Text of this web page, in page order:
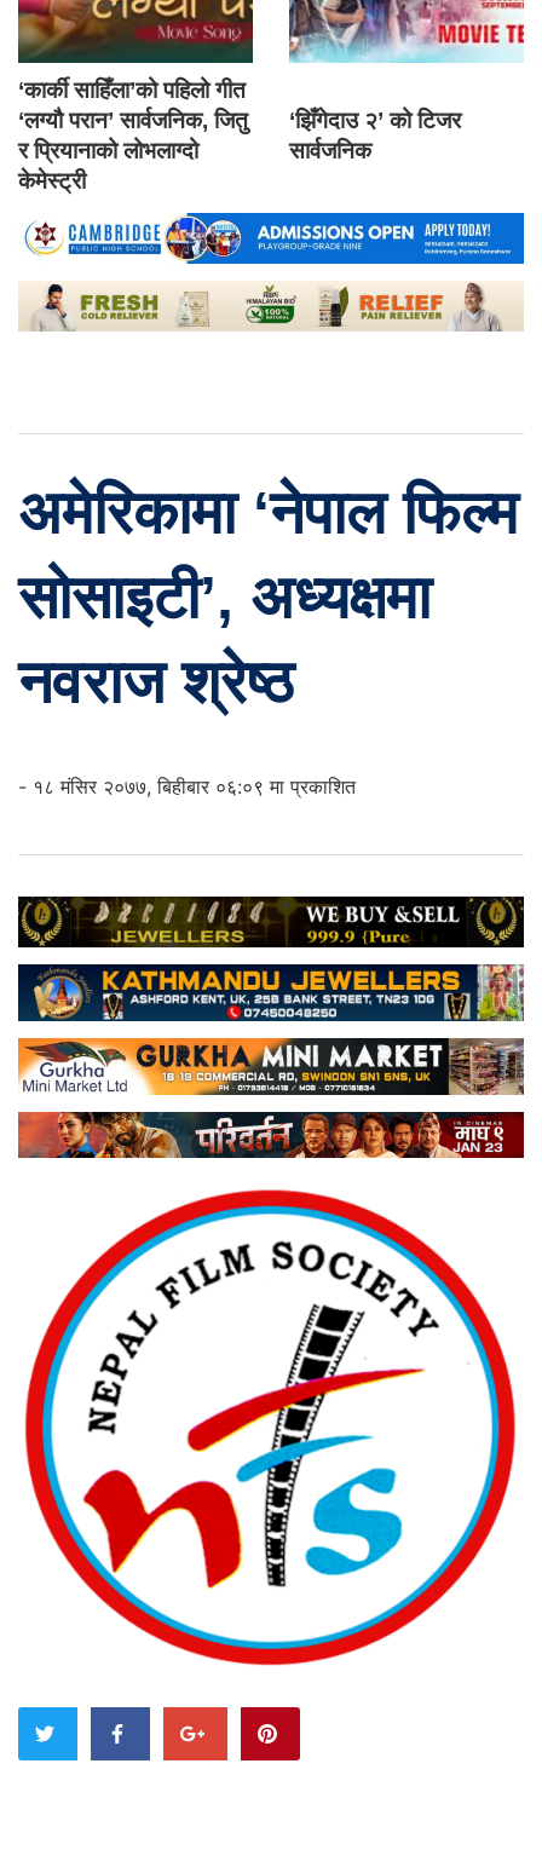
‘कार्की साहिँला’को पहिलो गीत
‘लग्यौ परान’ सार्वजनिक, जितु
र प्रियानाको लोभलाग्दो
केमेस्ट्री
‘झिँगेदाउ २’ को टिजर
सार्वजनिक
अमेरिकामा ‘नेपाल फिल्म
सोसाइटी’, अध्यक्षमा
नवराज श्रेष्ठ
- १८ मंसिर २०७७, बिहीबार ०६:०९ मा प्रकाशित